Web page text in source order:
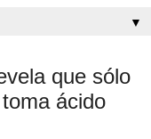
▼
que sólo
ácido